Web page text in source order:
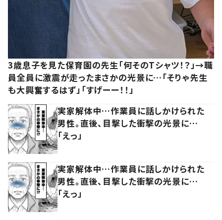
3歳息子を見た保育園の先生「何そのTシャツ！？」→職
員全員に激震が走ったまさかの光景に…「そりゃ先生
も大興奮するはず」「すげーー！！」
実家解体中…作業員に話しかけられた
男性。直後、目撃した衝撃の光景に…
「えっ」
実家解体中…作業員に話しかけられた
男性。直後、目撃した衝撃の光景に…
「えっ」